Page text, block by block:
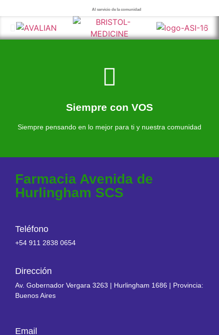
Al servicio de la comunidad
Siempre con VOS
Siempre pensando en lo mejor para ti y nuestra comunidad
Farmacia Avenida
Somos una farmacia al servicio de nuestra comunidad
Farmacia Avenida de
Hurlingham SCS
Teléfono
+54 911 2838 0654​
Dirección
Av. Gobernador Vergara 3263 | Hurlingham 1686 | Provincia:
Buenos Aires
Email